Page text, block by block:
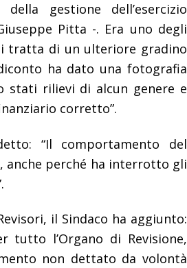
gestione dell’esercizio
Pitta -. Era uno degli
tratta di un ulteriore gradino
ha dato una fotografia
stati rilievi di alcun genere e
corretto”.
“Il comportamento del
anche perché ha interrotto gli
il Sindaco ha aggiunto:
tutto l’Organo di Revisione,
non dettato da volontà